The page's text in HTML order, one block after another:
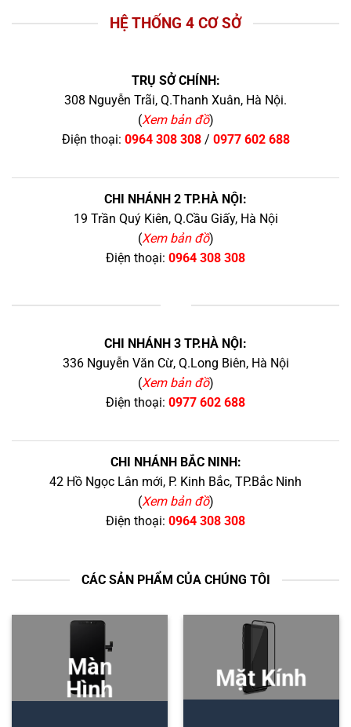
HỆ THỐNG 4 CƠ SỞ
TRỤ SỞ CHÍNH:
308 Nguyễn Trãi, Q.Thanh Xuân, Hà Nội.
(Xem bản đồ)
Điện thoại: 0964 308 308/ 0977 602 688
CHI NHÁNH 2 TP.HÀ NỘI:
19 Trần Quý Kiên, Q.Cầu Giấy, Hà Nội
(Xem bản đồ)
Điện thoại: 0964 308 308
CHI NHÁNH 3 TP.HÀ NỘI:
336 Nguyễn Văn Cừ, Q.Long Biên, Hà Nội
(Xem bản đồ)
Điện thoại: 0977 602 688
CHI NHÁNH BẮC NINH:
42 Hồ Ngọc Lân mới, P. Kinh Bắc, TP.Bắc Ninh
(Xem bản đồ)
Điện thoại: 0964 308 308
CÁC SẢN PHẨM CỦA CHÚNG TÔI
Màn
Hình
Mặt Kính